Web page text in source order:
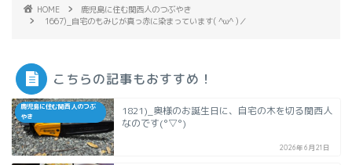
HOME
鹿児島に住む関西人のつぶやき
1667)_自宅のもみじが真っ赤に染まっています( ^ω^ )／
こちらの記事もおすすめ！
鹿児島に住む関西人のつぶ
やき
1821)_奥様のお誕生日に、自宅の木を切る関西人
なのです(°▽°)
2026年6月21日